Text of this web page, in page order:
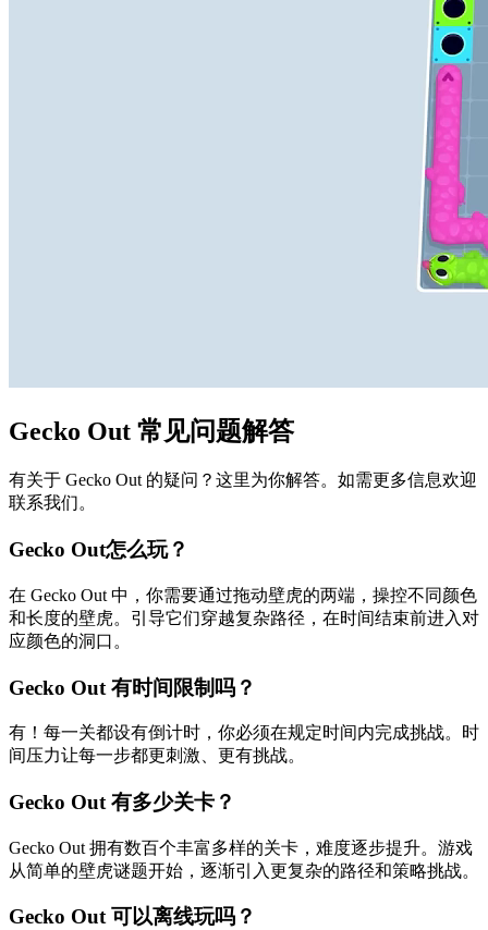
Gecko Out 常见问题解答
有关于 Gecko Out 的疑问？这里为你解答。如需更多信息欢迎
联系我们。
Gecko Out怎么玩？
在 Gecko Out 中，你需要通过拖动壁虎的两端，操控不同颜色
和长度的壁虎。引导它们穿越复杂路径，在时间结束前进入对
应颜色的洞口。
Gecko Out 有时间限制吗？
有！每一关都设有倒计时，你必须在规定时间内完成挑战。时
间压力让每一步都更刺激、更有挑战。
Gecko Out 有多少关卡？
Gecko Out 拥有数百个丰富多样的关卡，难度逐步提升。游戏
从简单的壁虎谜题开始，逐渐引入更复杂的路径和策略挑战。
Gecko Out 可以离线玩吗？